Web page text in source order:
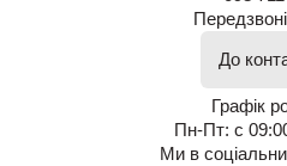
До
Графік
Пн-Пт: с
Ми в